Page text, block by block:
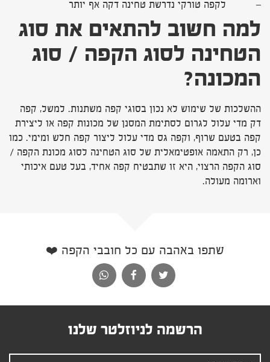
– לקפה טורקי נדרשת טחינה דקה אף יותר
למה חשוב להתאים את סוג
הטחינה לסוג הקפה / סוג
המכונה?
ההשלכות של שימוש לא נכון בסוגי קפה משתנות. למשל, קפה
דק מדי עלול לגרום לסתימת המסנן של מכונות קפה או ליצירת
קפה בטעם שרוף, וקפה גס מדי עלול ליצור קפה חלש ומימי. כמו
כן, רק התאמה אופטימאלית של סוג הטחינה לסוג מכונת הקפה /
סוג הקפה הרצוי, היא זו שתבטיח קפה אחיד, בעל טעם איכותי
וארומה מעולה.
שתפו באהבה עם כל חובבי הקפה ❤️
הרשמה לניוזלטר שלנו